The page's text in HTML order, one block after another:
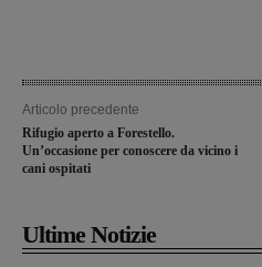
Articolo precedente
Rifugio aperto a Forestello.
Un’occasione per conoscere da vicino i
cani ospitati
Ultime Notizie